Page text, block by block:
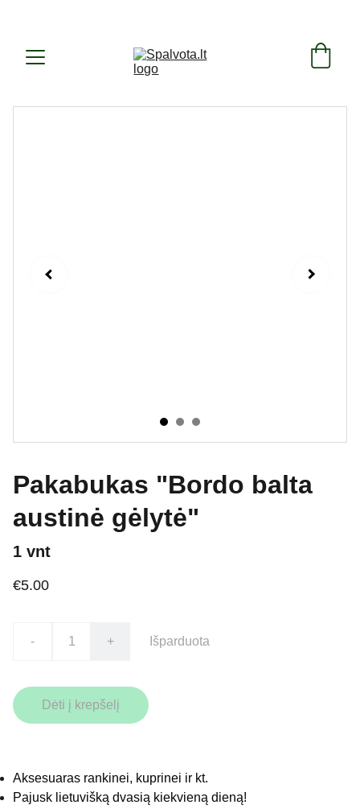
Pakabukas "Bordo balta
austinė gėlytė"
1 vnt
€5.00
- + Išparduota
Dėti į krepšelį
Aksesuaras rankinei, kuprinei ir kt.
Pajusk lietuvišką dvasią kiekvieną dieną!